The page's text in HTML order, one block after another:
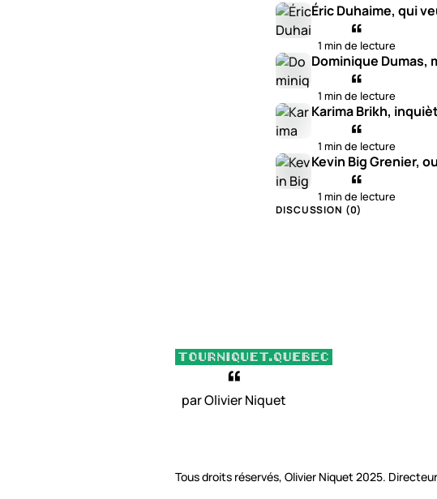
Éric Duhaime, qui
1 min de lecture
Dominique
1 min de lecture
Karima Brikh,
1 min de lecture
Kevin Big Grenier,
1 min de lecture
DISCUSSION (0)
par Olivier Niquet
Tous droits réservés, Olivier Niquet 2025.